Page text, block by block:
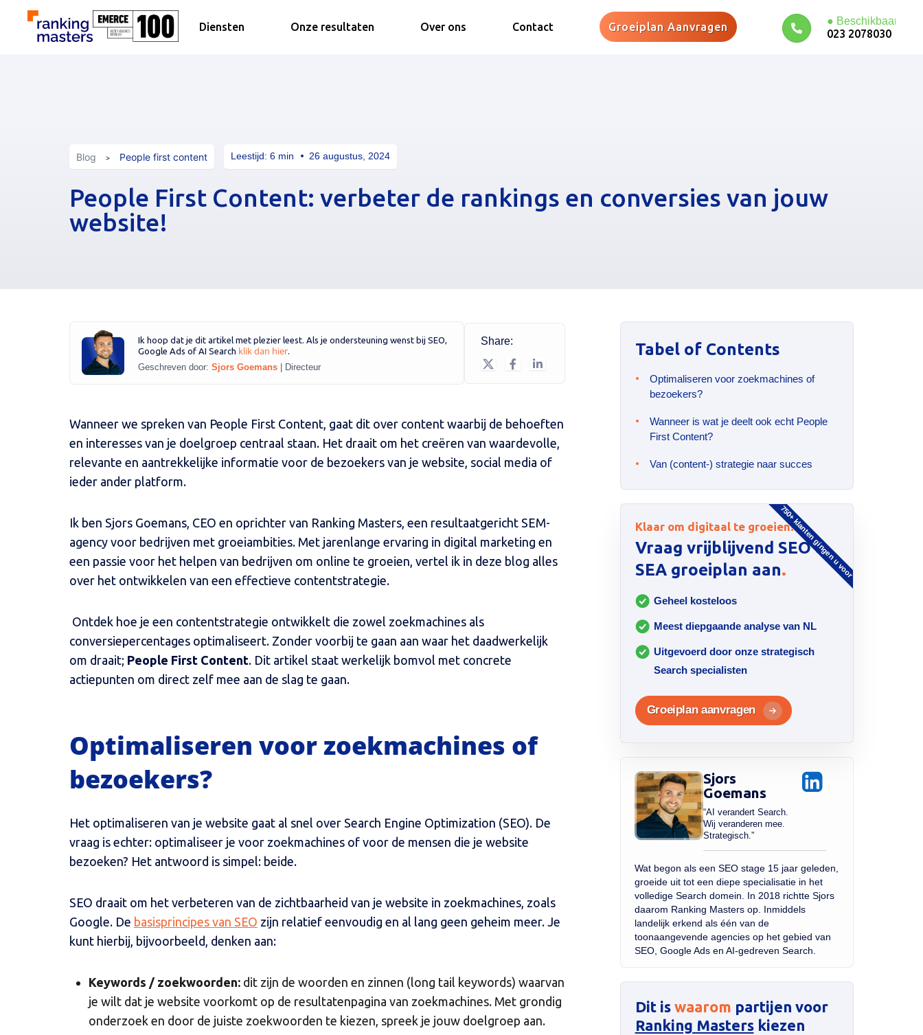
Diensten Onze resultaten Over ons Contact Groeiplan Aanvragen
023 2078030
Blog People first content Leestijd: 6 min 26 augustus, 2024
People First Content: verbeter de rankings en conversies van jouw
website!
Ik hoop dat je dit artikel met plezier leest. Als je ondersteuning wenst bij SEO,
Google Ads of AI Search klik dan hier.
Geschreven door: Sjors Goemans |Directeur
Share:
Wanneer we spreken van People First Content, gaat dit over content waarbij de behoeften
en interesses van je doelgroep centraal staan. Het draait om het creëren van waardevolle,
relevante en aantrekkelijke informatie voor de bezoekers van je website, social media of
ieder ander platform.
Ik ben Sjors Goemans, CEO en oprichter van Ranking Masters, een resultaatgericht SEM-
agency voor bedrijven met groeiambities. Met jarenlange ervaring in digital marketing en
een passie voor het helpen van bedrijven om online te groeien, vertel ik in deze blog alles
over het ontwikkelen van een effectieve contentstrategie.
Ontdek hoe je een contentstrategie ontwikkelt die zowel zoekmachines als
conversiepercentages optimaliseert. Zonder voorbij te gaan aan waar het daadwerkelijk
om draait; People First Content. Dit artikel staat werkelijk bomvol met concrete
actiepunten om direct zelf mee aan de slag te gaan.
Optimaliseren voor zoekmachines of
bezoekers?
Het optimaliseren van je website gaat al snel over Search Engine Optimization (SEO). De
vraag is echter: optimaliseer je voor zoekmachines of voor de mensen die je website
bezoeken? Het antwoord is simpel: beide.
SEO draait om het verbeteren van de zichtbaarheid van je website in zoekmachines, zoals
Google. De basisprincipes van SEO zijn relatief eenvoudig en al lang geen geheim meer. Je
kunt hierbij, bijvoorbeeld, denken aan:
Keywords / zoekwoorden:dit zijn de woorden en zinnen (long tail keywords) waarvan
je wilt dat je website voorkomt op de resultatenpagina van zoekmachines. Met grondig
onderzoek en door de juiste zoekwoorden te kiezen, spreek je jouw doelgroep aan.
Tabel of Contents
Optimaliseren voor zoekmachines of
bezoekers?
Wanneer is wat je deelt ook echt People
First Content?
Van (content-) strategie naar succes
750+ klanten gingen u voor
Klaar om digitaal te groeien?
Vraag vrijblijvend SEO &
SEA groeiplan aan.
Geheel kosteloos
Meest diepgaande analyse van NL
Uitgevoerd door onze strategisch
Search specialisten
Groeiplan aanvragen
Sjors
Goemans
“AI verandert Search.
Wij veranderen mee.
Strategisch.”
Wat begon als een SEO stage 15 jaar geleden,
groeide uit tot een diepe specialisatie in het
volledige Search domein. In 2018 richtte Sjors
daarom Ranking Masters op. Inmiddels
landelijk erkend als één van de
toonaangevende agencies op het gebied van
SEO, Google Ads en AI-gedreven Search.
Dit is waarom partijen voor
Ranking Masterskiezen